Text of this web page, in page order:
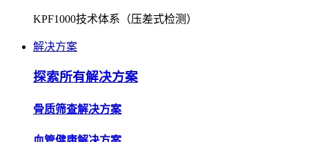
KPF1000技术体系（压差式检测）
解决方案
探索所有解决方案
骨质筛查解决方案